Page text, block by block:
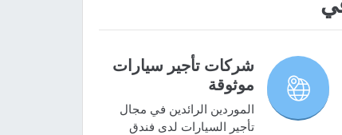
شركات تأجير سيارات
موثوقة
الموردين الرائدين في مجال
تأجير السيارات لدى فندق